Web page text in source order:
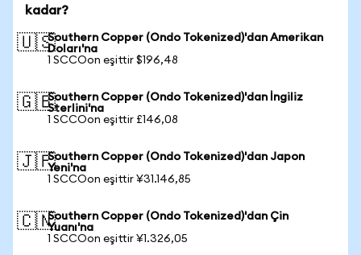
kadar?
🇺🇸Southern Copper (Ondo Tokenized)'dan Amerikan
Doları'na
1 SCCOon eşittir $196,48
🇬🇧Southern Copper (Ondo Tokenized)'dan İngiliz
Sterlini'na
1 SCCOon eşittir £146,08
🇯🇵Southern Copper (Ondo Tokenized)'dan Japon
Yeni'na
1 SCCOon eşittir ¥31.146,85
🇨🇳Southern Copper (Ondo Tokenized)'dan Çin
Yuanı'na
1 SCCOon eşittir ¥1.326,05